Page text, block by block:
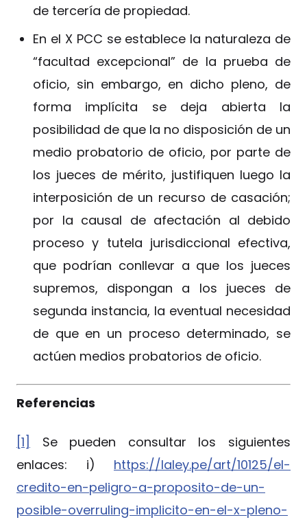
de tercería de propiedad.
En el X PCC se establece la naturaleza de
“facultad excepcional” de la prueba de
oficio, sin embargo, en dicho pleno, de
forma implícita se deja abierta la
posibilidad de que la no disposición de un
medio probatorio de oficio, por parte de
los jueces de mérito, justifiquen luego la
interposición de un recurso de casación;
por la causal de afectación al debido
proceso y tutela jurisdiccional efectiva,
que podrían conllevar a que los jueces
supremos, dispongan a los jueces de
segunda instancia, la eventual necesidad
de que en un proceso determinado, se
actúen medios probatorios de oficio.
Referencias
[1]
Se pueden consultar los siguientes
enlaces: i) https://laley.pe/art/10125/el-
credito-en-peligro-a-proposito-de-un-
posible-overruling-implicito-en-el-x-pleno-